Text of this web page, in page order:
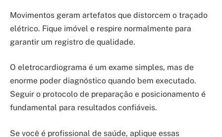
Movimentos geram artefatos que distorcem o traçado
elétrico. Fique imóvel e respire normalmente para
garantir um registro de qualidade.
O eletrocardiograma é um exame simples, mas de
enorme poder diagnóstico quando bem executado.
Seguir o protocolo de preparação e posicionamento é
fundamental para resultados confiáveis.
Se você é profissional de saúde, aplique essas